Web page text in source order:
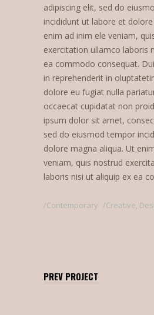
adipiscing elit, sed do
incididunt ut labore et
enim ad inim ele veniam,
exercitation ullamco laboris
ea commodo consequat.
in reprehenderit in
dolore eu fugiat nulla
occaecat cupidatat non
ipsum dolor sit amet,
sed do eiusmod tempor
dolore magna aliqua. Ut
veniam, quis nostrud
laboris nisi ut aliquip ex ea
Contemporary Creative
PREV PROJECT